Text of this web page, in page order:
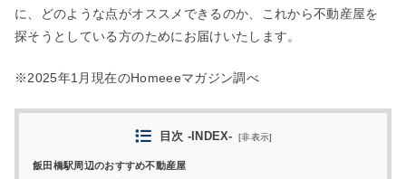
に、どのような点がオススメできるのか、これから不動産屋を
探そうとしている方のためにお届けいたします。
※2025年1月現在のHomeeeマガジン調べ
目次 -INDEX- [非表示]
飯田橋駅周辺のおすすめ不動産屋